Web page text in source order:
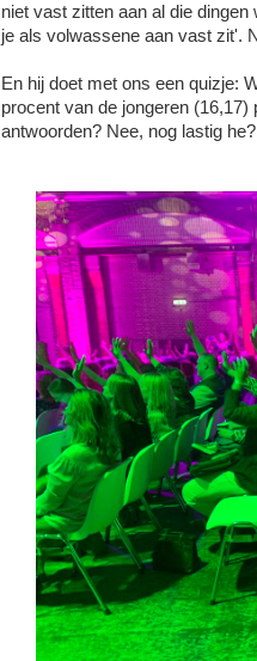
niet vast zitten aan al die dingen
je als volwassene aan vast zit'.
En hij doet met ons een quizje:
procent van de jongeren
antwoorden? Nee, nog lastig he?